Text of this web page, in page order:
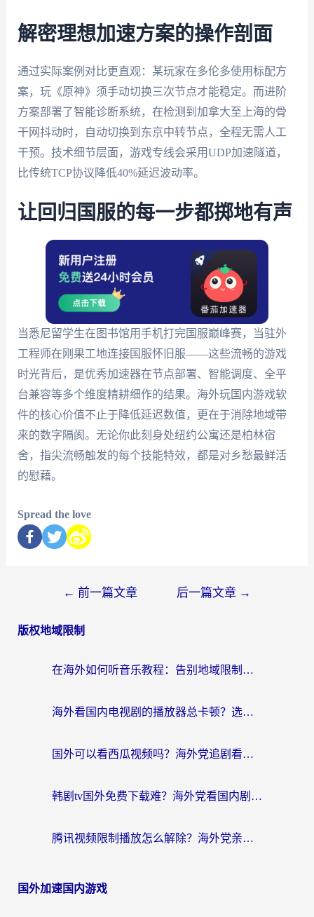
解密理想加速方案的操作剖面
通过实际案例对比更直观：某玩家在多伦多使用标配方
案，玩《原神》须手动切换三次节点才能稳定。而进阶
方案部署了智能诊断系统，在检测到加拿大至上海的骨
干网抖动时，自动切换到东京中转节点，全程无需人工
干预。技术细节层面，游戏专线会采用UDP加速隧道，
比传统TCP协议降低40%延迟波动率。
让回归国服的每一步都掷地有声
当悉尼留学生在图书馆用手机打完国服巅峰赛，当驻外
工程师在刚果工地连接国服怀旧服——这些流畅的游戏
时光背后，是优秀加速器在节点部署、智能调度、全平
台兼容等多个维度精耕细作的结果。海外玩国内游戏软
件的核心价值不止于降低延迟数值，更在于消除地域带
来的数字隔阂。无论你此刻身处纽约公寓还是柏林宿
舍，指尖流畅触发的每个技能特效，都是对乡愁最鲜活
的慰藉。
Spread the love
← 前一篇文章 后一篇文章 →
版权地域限制
在海外如何听音乐教程：告别地域限制，随时听见国内的声音
海外看国内电视剧的播放器总卡顿？选对回国加速器才是关键
国外可以看西瓜视频吗？海外党追剧看片的终极解决方案
韩剧tv国外免费下载难？海外党看国内剧的加速器选择指南（附实用技巧）
腾讯视频限制播放怎么解除？海外党亲测有效的回国加速指南
国外加速国内游戏